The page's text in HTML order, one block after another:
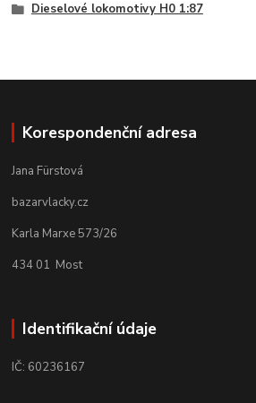
Dieselové lokomotivy H0 1:87
Korespondenční adresa
Jana Fürstová
bazarvlacky.cz
Karla Marxe 573/26
434 01 Most
Identifikační údaje
IČ: 60236167